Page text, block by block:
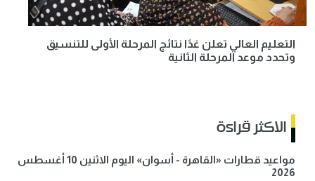
التعليم العالي تعلن غدًا نتائج المرحلة الأولى للتنسيق
وتحدد موعد المرحلة الثانية
الاكثر قراءة
مواعيد قطارات «القاهرة - أسوان» اليوم الاثنين 10 أغسطس
2026